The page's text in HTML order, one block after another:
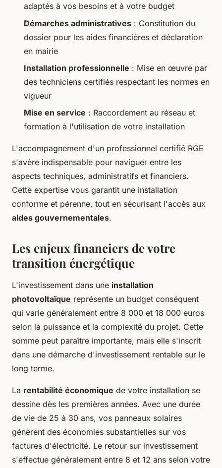
adaptés à vos besoins et à votre budget
Démarches administratives : Constitution du
dossier pour les aides financières et déclaration
en mairie
Installation professionnelle : Mise en œuvre par
des techniciens certifiés respectant les normes en
vigueur
Mise en service : Raccordement au réseau et
formation à l'utilisation de votre installation
L'accompagnement d'un professionnel certifié RGE
s'avère indispensable pour naviguer entre les
aspects techniques, administratifs et financiers.
Cette expertise vous garantit une installation
conforme et pérenne, tout en sécurisant l'accès aux
aides gouvernementales.
Les enjeux financiers de votre
transition énergétique
L'investissement dans une installation
photovoltaïque représente un budget conséquent
qui varie généralement entre 8 000 et 18 000 euros
selon la puissance et la complexité du projet. Cette
somme peut paraître importante, mais elle s'inscrit
dans une démarche d'investissement rentable sur le
long terme.
La rentabilité économique de votre installation se
dessine dès les premières années. Avec une durée
de vie de 25 à 30 ans, vos panneaux solaires
génèrent des économies substantielles sur vos
factures d'électricité. Le retour sur investissement
s'effectue généralement entre 8 et 12 ans selon votre